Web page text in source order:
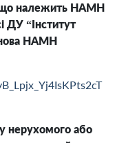
що належить НАМН
ДУ “Інститут
НАМН
нерухомого або